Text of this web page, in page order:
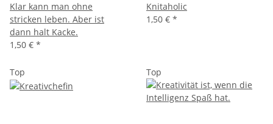
Klar kann man ohne
stricken leben. Aber ist
dann halt Kacke.
1,50 € *
Knitaholic
1,50 € *
Top Top